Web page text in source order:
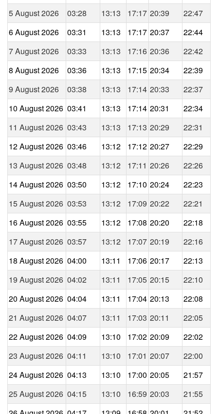
5 August 2026
03:28 13:13 17:17 20:39
22:47
6 August 2026
03:31 13:13 17:17 20:37
22:44
7 August 2026
03:33 13:13 17:16 20:36
22:42
8 August 2026
03:36 13:13 17:15 20:34
22:39
9 August 2026
03:38 13:13 17:14 20:33
22:37
10 August 2026 03:41 13:13 17:14 20:31
22:34
11 August 2026 03:43 13:13 17:13 20:29
22:31
12 August 2026 03:46 13:12 17:12 20:27
22:29
13 August 2026 03:48 13:12 17:11 20:26
22:26
14 August 2026 03:50 13:12 17:10 20:24
22:23
15 August 2026 03:53 13:12 17:09 20:22
22:21
16 August 2026 03:55 13:12 17:08 20:20
22:18
17 August 2026 03:57 13:12 17:07 20:19
22:16
18 August 2026 04:00 13:11 17:06 20:17
22:13
19 August 2026 04:02 13:11 17:05 20:15
22:10
20 August 2026 04:04 13:11 17:04 20:13
22:08
21 August 2026 04:07 13:11 17:03 20:11
22:05
22 August 2026 04:09 13:10 17:02 20:09
22:02
23 August 2026 04:11 13:10 17:01 20:07
22:00
24 August 2026 04:13 13:10 17:00 20:05
21:57
25 August 2026 04:15 13:10 16:59 20:03
21:55